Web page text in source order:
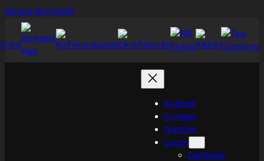
Hoppa till innehållHoppa
Klubben
Nyheter
Matcher
Lagen
Damlaget